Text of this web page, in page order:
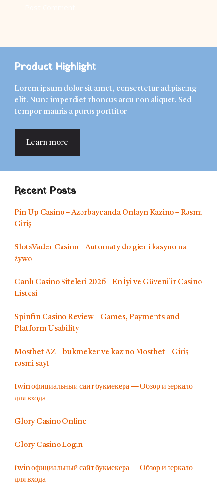
Product Highlight
Lorem ipsum dolor sit amet, consectetur adipiscing
elit. Nunc imperdiet rhoncus arcu non aliquet. Sed
tempor mauris a purus porttitor
Learn more
Recent Posts
Pin Up Casino – Azərbaycanda Onlayn Kazino – Rəsmi
Giriş
SlotsVader Casino – Automaty do gier i kasyno na
żywo
Canlı Casino Siteleri 2026 – En İyi ve Güvenilir Casino
Listesi
Spinfin Casino Review – Games, Payments and
Platform Usability
Mostbet AZ – bukmeker ve kazino Mostbet – Giriş
rəsmi sayt
1win официальный сайт букмекера — Обзор и зеркало
для входа
Glory Casino Online
Glory Casino Login
1win официальный сайт букмекера — Обзор и зеркало
для входа